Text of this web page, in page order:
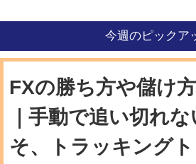
今週のピックア
FXの勝ち方や儲け
｜手動で追い切れ
そ、トラッキング